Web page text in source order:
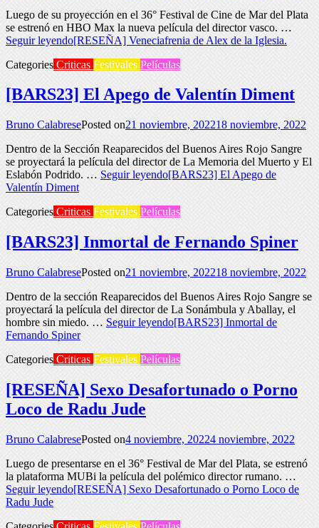
Luego de su proyección en el 36° Festival de Cine de Mar del Plata
se estrenó en HBO Max la nueva película del director vasco. …
Seguir leyendo[RESEÑA] Veneciafrenia de Alex de la Iglesia.
Categories Criticas Festivales Películas
[BARS23] El Apego de Valentín Diment
Bruno CalabresePosted on21 noviembre, 202218 noviembre, 2022
Dentro de la Sección Reaparecidos del Buenos Aires Rojo Sangre
se proyectará la película del director de La Memoria del Muerto y El
Eslabón Podrido. … Seguir leyendo[BARS23] El Apego de
Valentín Diment
Categories Criticas Festivales Películas
[BARS23] Inmortal de Fernando Spiner
Bruno CalabresePosted on21 noviembre, 202218 noviembre, 2022
Dentro de la sección Reaparecidos del Buenos Aires Rojo Sangre se
proyectará la película del director de La Sonámbula y Aballay, el
hombre sin miedo. … Seguir leyendo[BARS23] Inmortal de
Fernando Spiner
Categories Criticas Festivales Películas
[RESEÑA] Sexo Desafortunado o Porno
Loco de Radu Jude
Bruno CalabresePosted on4 noviembre, 20224 noviembre, 2022
Luego de presentarse en el 36° Festival de Mar del Plata, se estrenó
la plataforma MUBi la película del polémico director rumano. …
Seguir leyendo[RESEÑA] Sexo Desafortunado o Porno Loco de
Radu Jude